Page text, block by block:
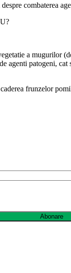
combaterea
a mugurilor
patogeni,
frunzelor
Abonare